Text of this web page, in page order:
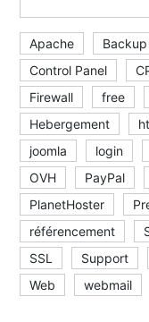
Apache Backup
Control Panel
Firewall
free
Hebergement
joomla
login
OVH
PayPal
PlanetHoster
référencement
SSL
Support
Web
webmail